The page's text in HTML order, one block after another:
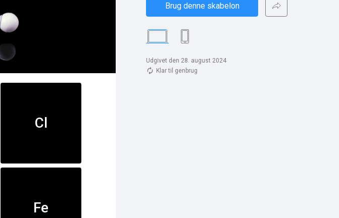
Brug denne skabelon
Udgivet den 28. august 2024
Klar til genbrug